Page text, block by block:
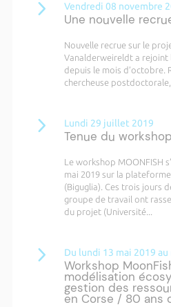
Vendredi 08 novembre
Une nouvelle
Nouvelle recrue sur le
Vanalderweireldt a rejoint
depuis le mois d’octobre.
chercheuse postdoctorale,
Lundi 29 juillet 2019
Tenue du
Le workshop MOONFISH
mai 2019 sur la
(Biguglia). Ces trois jours
groupe de travail ont
du projet (Université...
Du lundi 13 mai 2019
Workshop
modélisation
gestion des
en Corse / 80 ans